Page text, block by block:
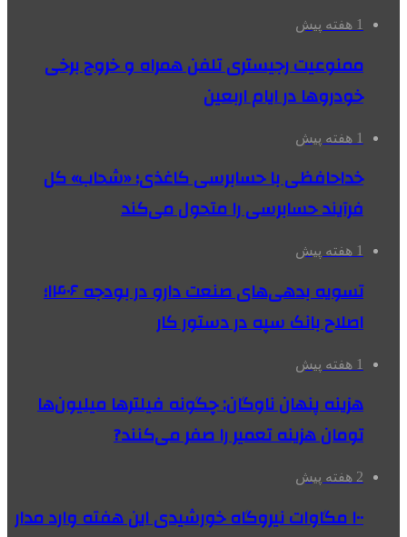
1 هفته پیش
ممنوعیت رجیستری تلفن همراه و خروج برخی
خودروها در ایام اربعین
1 هفته پیش
خداحافظی با حسابرسی کاغذی؛ «شحاب» کل
فرآیند حسابرسی را متحول می‌کند
1 هفته پیش
تسویه بدهی‌های صنعت دارو در بودجه ۱۴۰۶؛
اصلاح بانک سپه در دستور کار
1 هفته پیش
هزینه پنهان ناوگان: چگونه فیلترها میلیون‌ها
تومان هزینه تعمیر را صفر می‌کنند?
2 هفته پیش
۱۰۰ مگاوات نیروگاه‌ خورشیدی این هفته وارد مدار